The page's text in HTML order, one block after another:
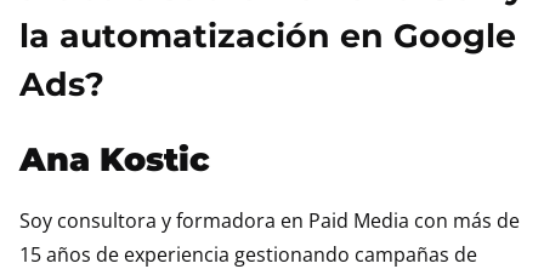
la automatización en Google
Ads?
Ana Kostic
Soy consultora y formadora en Paid Media con más de
15 años de experiencia gestionando campañas de